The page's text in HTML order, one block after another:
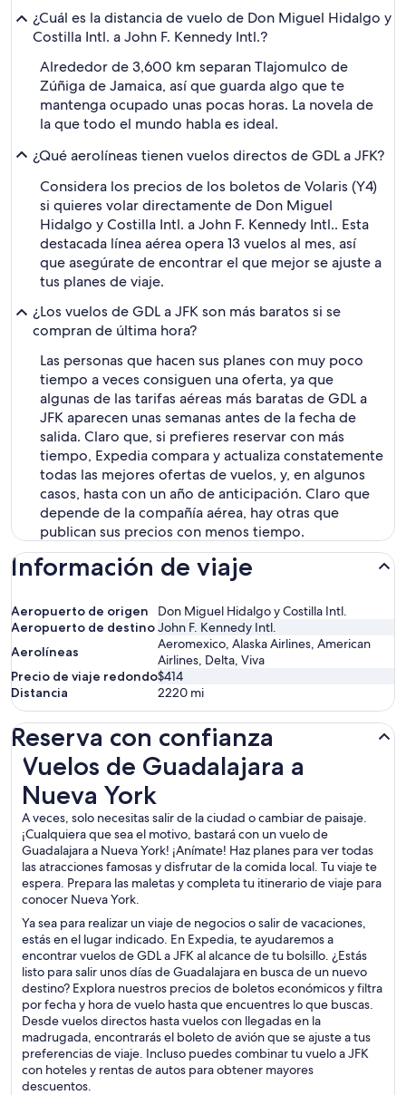
¿Cuál es la distancia de vuelo de Don Miguel Hidalgo y
Costilla Intl. a John F. Kennedy Intl.?
Alrededor de 3,600 km separan Tlajomulco de
Zúñiga de Jamaica, así que guarda algo que te
mantenga ocupado unas pocas horas. La novela de
la que todo el mundo habla es ideal.
¿Qué aerolíneas tienen vuelos directos de GDL a JFK?
Considera los precios de los boletos de Volaris (Y4)
si quieres volar directamente de Don Miguel
Hidalgo y Costilla Intl. a John F. Kennedy Intl.. Esta
destacada línea aérea opera 13 vuelos al mes, así
que asegúrate de encontrar el que mejor se ajuste a
tus planes de viaje.
¿Los vuelos de GDL a JFK son más baratos si se
compran de última hora?
Las personas que hacen sus planes con muy poco
tiempo a veces consiguen una oferta, ya que
algunas de las tarifas aéreas más baratas de GDL a
JFK aparecen unas semanas antes de la fecha de
salida. Claro que, si prefieres reservar con más
tiempo, Expedia compara y actualiza constatemente
todas las mejores ofertas de vuelos, y, en algunos
casos, hasta con un año de anticipación. Claro que
depende de la compañía aérea, hay otras que
publican sus precios con menos tiempo.
Información de viaje
Aeropuerto de origen
Don Miguel Hidalgo y Costilla Intl.
Aeropuerto de destinoJohn F. Kennedy Intl.
Aerolíneas
Aeromexico, Alaska Airlines, American
Airlines, Delta, Viva
Precio de viaje redondo$414
Distancia
2220 mi
Reserva con confianza
Vuelos de Guadalajara a
Nueva York
A veces, solo necesitas salir de la ciudad o cambiar de paisaje.
¡Cualquiera que sea el motivo, bastará con un vuelo de
Guadalajara a Nueva York! ¡Anímate! Haz planes para ver todas
las atracciones famosas y disfrutar de la comida local. Tu viaje te
espera. Prepara las maletas y completa tu itinerario de viaje para
conocer Nueva York.
Ya sea para realizar un viaje de negocios o salir de vacaciones,
estás en el lugar indicado. En Expedia, te ayudaremos a
encontrar vuelos de GDL a JFK al alcance de tu bolsillo. ¿Estás
listo para salir unos días de Guadalajara en busca de un nuevo
destino? Explora nuestros precios de boletos económicos y filtra
por fecha y hora de vuelo hasta que encuentres lo que buscas.
Desde vuelos directos hasta vuelos con llegadas en la
madrugada, encontrarás el boleto de avión que se ajuste a tus
preferencias de viaje. Incluso puedes combinar tu vuelo a JFK
con hoteles y rentas de autos para obtener mayores
descuentos.
Vuelos de Guadalajara a Nueva York